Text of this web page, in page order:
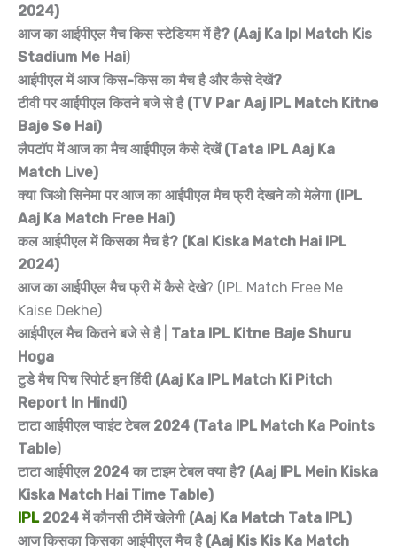
2024)
आज का आईपीएल मैच किस स्टेडियम में है? (Aaj Ka Ipl Match Kis
Stadium Me Hai)
आईपीएल में आज किस-किस का मैच है और कैसे देखें?
टीवी पर आईपीएल कितने बजे से है (TV Par Aaj IPL Match Kitne
Baje Se Hai)
लैपटॉप में आज का मैच आईपीएल कैसे देखें (Tata IPL Aaj Ka
Match Live)
क्या जिओ सिनेमा पर आज का आईपीएल मैच फ्री देखने को मेलेगा (IPL
Aaj Ka Match Free Hai)
कल आईपीएल में किसका मैच है? (Kal Kiska Match Hai IPL
2024)
आज का आईपीएल मैच फ्री में कैसे देखे? (IPL Match Free Me
Kaise Dekhe)
आईपीएल मैच कितने बजे से है| Tata IPL Kitne Baje Shuru
Hoga
टुडे मैच पिच रिपोर्ट इन हिंदी (Aaj Ka IPL Match Ki Pitch
Report In Hindi)
टाटा आईपीएल प्वाइंट टेबल 2024 (Tata IPL Match Ka Points
Table)
टाटा आईपीएल 2024 का टाइम टेबल क्या है? (Aaj IPL Mein Kiska
Kiska Match Hai Time Table)
IPL2024 में कौनसी टीमें खेलेगी (Aaj Ka Match Tata IPL)
आज किसका किसका आईपीएल मैच है (Aaj Kis Kis Ka Match